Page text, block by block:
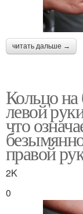
читать дальше →
Кольцо
левой
что
правой
2K
0